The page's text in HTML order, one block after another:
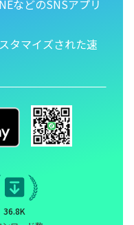
などのSNSアプリ
タマイズされた速
36.8K